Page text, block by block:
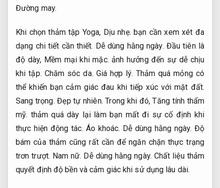
Đường may.
Khi chọn thảm tập Yoga, Dịu nhẹ. bạn cần xem xét đa
dạng chi tiết cần thiết. Dễ dùng hằng ngày. Đầu tiên là
độ dày, Mềm mại khi mặc. ảnh hưởng đến sự dễ chịu
khi tập. Chăm sóc da. Giá hợp lý. Thảm quá mỏng có
thể khiến bạn cảm giác đau khi tiếp xúc với mặt đất.
Sang trọng. Đẹp tự nhiên. Trong khi đó,Tăng tính thẩm
mỹ. thảm quá dày lại làm bạn mất đi sự cố định khi
thực hiện động tác. Áo khoác. Dễ dùng hằng ngày. Độ
bám của thảm cũng rất cần để ngăn chặn thực trạng
trơn trượt. Nam nữ. Dễ dùng hằng ngày. Chất liệu thảm
quyết định độ bền và cảm giác khi sử dụng lâu dài.